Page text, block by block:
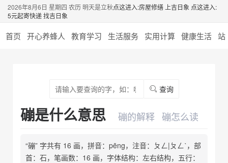
2026年8月6日 星期四 农历 明天是立秋点这进入:房屋修缮 上吉日象 点这进入:
5元起寄快递 找吉日象
首页 开心养蜂人 教育学习 生活服务 实用计算 健康生活 站
查询
磞是什么意思 磞的解释 磞怎么读
“磞” 字共有 16 画，拼音：pēng，注音：ㄆㄥ|ㄆㄥˋ，部
首：石，笔画数：16 画，字体结构：左右结构，五行：